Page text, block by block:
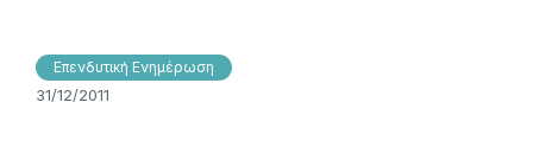
Επενδυτική Ενημέρωση
31/12/2011